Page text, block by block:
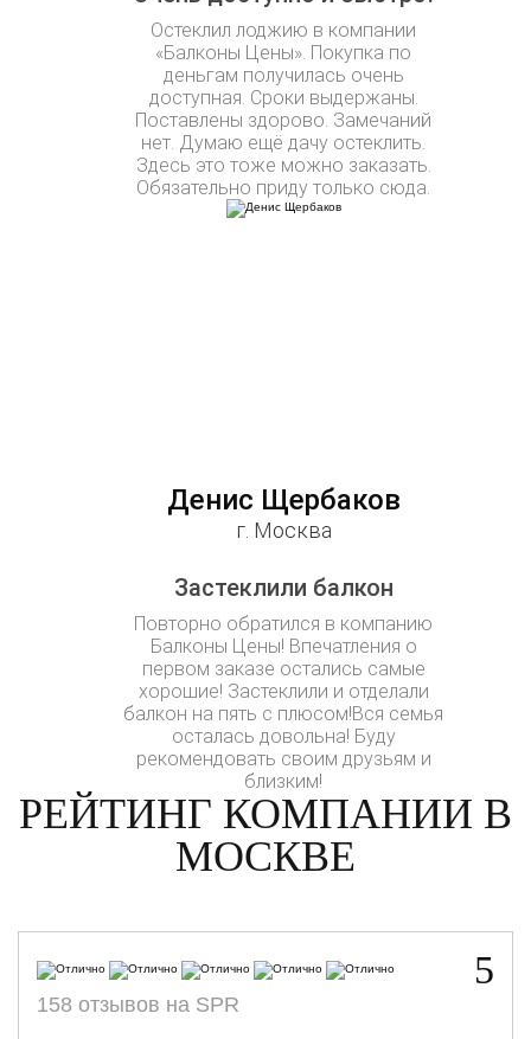
Остеклил лоджию в компании
«Балконы Цены». Покупка по
деньгам получилась очень
доступная. Сроки выдержаны.
Поставлены здорово. Замечаний
нет. Думаю ещё дачу остеклить.
Здесь это тоже можно заказать.
Обязательно приду только сюда.
Денис Щербаков
г. Москва
Застеклили балкон
Повторно обратился в компанию
Балконы Цены! Впечатления о
первом заказе остались самые
хорошие! Застеклили и отделали
балкон на пять с плюсом!Вся семья
осталась довольна! Буду
рекомендовать своим друзьям и
близким!
РЕЙТИНГ КОМПАНИИ В
МОСКВЕ
5
158 отзывов на SPR